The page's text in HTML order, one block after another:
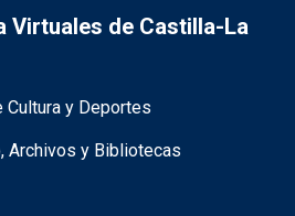
Virtuales de Castilla-La
institución
y Deportes
Archivos y Bibliotecas